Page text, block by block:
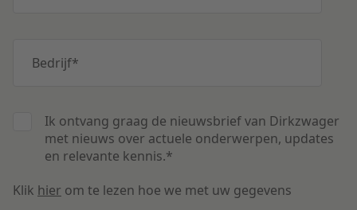
Bedrijf*
Ik ontvang graag de nieuwsbrief van Dirkzwager
met nieuws over actuele onderwerpen, updates
en relevante kennis.*
Klik hier om te lezen hoe we met uw gegevens